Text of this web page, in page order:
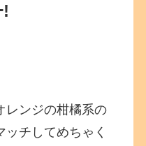
!
レンジの柑橘系の
チしてめちゃく